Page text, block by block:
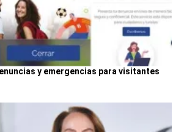
y emergencias para visitantes